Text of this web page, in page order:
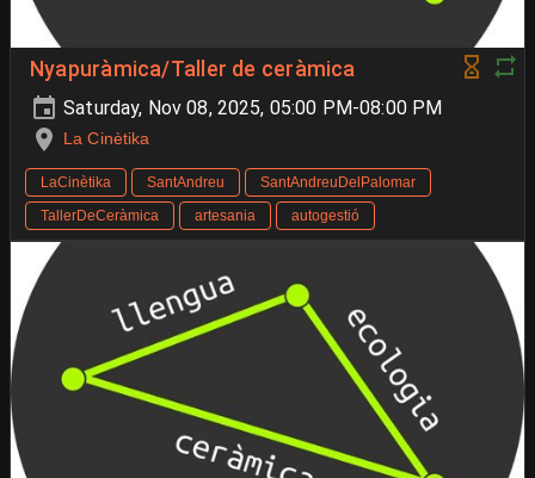
Nyapuràmica/Taller de ceràmica
Saturday, Nov 08, 2025, 05:00 PM-08:00 PM
La Cinètika
LaCinètika SantAndreu
SantAndreuDelPalomar
TallerDeCeràmica
artesania autogestió